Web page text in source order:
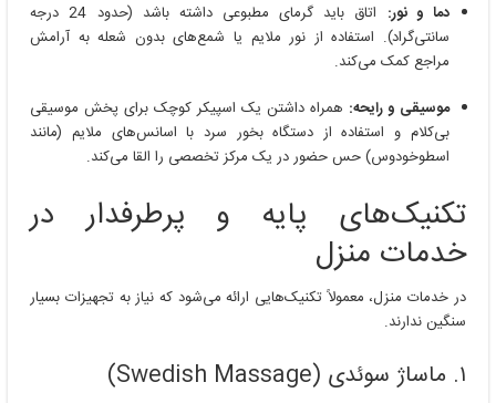
دما و نور:
اتاق باید گرمای مطبوعی داشته باشد (حدود 24 درجه
سانتی‌گراد). استفاده از نور ملایم یا شمع‌های بدون شعله به آرامش
مراجع کمک می‌کند.
موسیقی و رایحه: همراه داشتن یک اسپیکر کوچک برای پخش موسیقی
بی‌کلام و استفاده از دستگاه بخور سرد با اسانس‌های ملایم (مانند
اسطوخودوس) حس حضور در یک مرکز تخصصی را القا می‌کند.
تکنیک‌های پایه و پرطرفدار در
خدمات منزل
در خدمات منزل، معمولاً تکنیک‌هایی ارائه می‌شود که نیاز به تجهیزات بسیار
سنگین ندارند.
۱. ماساژ سوئدی (Swedish Massage)